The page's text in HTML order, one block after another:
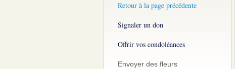
Retour à la page précédente
Signaler un don
Offrir vos condoléances
Envoyer des fleurs